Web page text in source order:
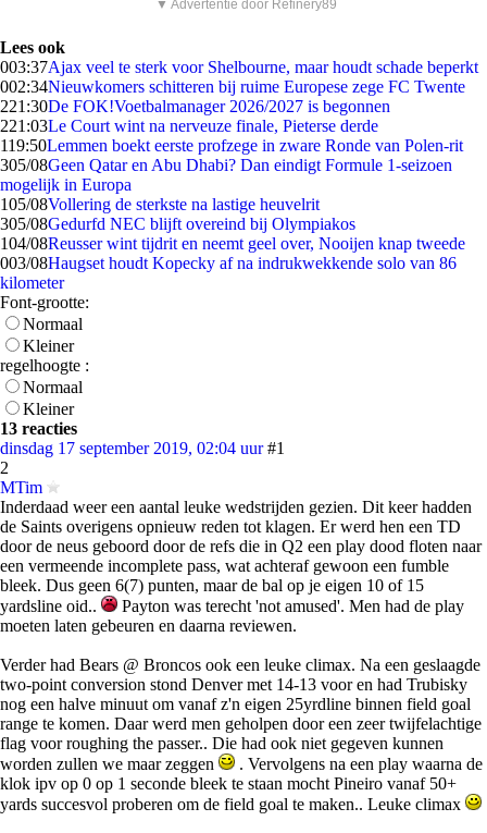
▼ Advertentie door Refinery89
Lees ook
003:37Ajax veel te sterk voor Shelbourne, maar houdt schade beperkt
002:34Nieuwkomers schitteren bij ruime Europese zege FC Twente
221:30De FOK!Voetbalmanager 2026/2027 is begonnen
221:03Le Court wint na nerveuze finale, Pieterse derde
119:50Lemmen boekt eerste profzege in zware Ronde van Polen-rit
305/08Geen Qatar en Abu Dhabi? Dan eindigt Formule 1-seizoen
mogelijk in Europa
105/08Vollering de sterkste na lastige heuvelrit
305/08Gedurfd NEC blijft overeind bij Olympiakos
104/08Reusser wint tijdrit en neemt geel over, Nooijen knap tweede
003/08Haugset houdt Kopecky af na indrukwekkende solo van 86
kilometer
Font-grootte:
Normaal
Kleiner
regelhoogte :
Normaal
Kleiner
13 reacties
dinsdag 17 september 2019, 02:04 uur #1
2
MTim
Inderdaad weer een aantal leuke wedstrijden gezien. Dit keer hadden
de Saints overigens opnieuw reden tot klagen. Er werd hen een TD
door de neus geboord door de refs die in Q2 een play dood floten naar
een vermeende incomplete pass, wat achteraf gewoon een fumble
bleek. Dus geen 6(7) punten, maar de bal op je eigen 10 of 15
yardsline oid..
Payton was terecht 'not amused'. Men had de play
moeten laten gebeuren en daarna reviewen.
Verder had Bears @ Broncos ook een leuke climax. Na een geslaagde
two-point conversion stond Denver met 14-13 voor en had Trubisky
nog een halve minuut om vanaf z'n eigen 25yrdline binnen field goal
range te komen. Daar werd men geholpen door een zeer twijfelachtige
flag voor roughing the passer.. Die had ook niet gegeven kunnen
worden zullen we maar zeggen
. Vervolgens na een play waarna de
klok ipv op 0 op 1 seconde bleek te staan mocht Pineiro vanaf 50+
yards succesvol proberen om de field goal te maken.. Leuke climax